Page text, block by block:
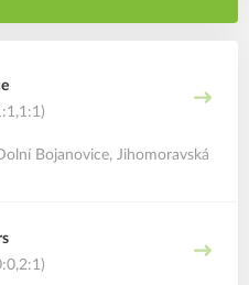
Bojanovice, Jihomoravská